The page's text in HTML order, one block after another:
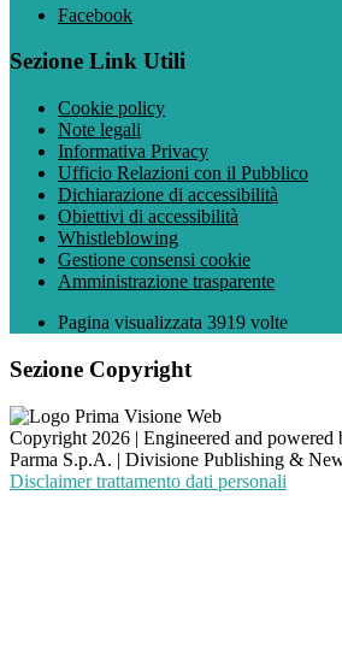
Facebook
Sezione Link Utili
Cookie policy
Note legali
Informativa Privacy
Ufficio Relazioni con il Pubblico
Dichiarazione di accessibilità
Obiettivi di accessibilità
Whistleblowing
Gestione consensi cookie
Amministrazione trasparente
Pagina visualizzata 3919 volte
Sezione Copyright
Copyright 2026 | Engineered and powered
Parma S.p.A. | Divisione Publishing &
Disclaimer trattamento dati personali